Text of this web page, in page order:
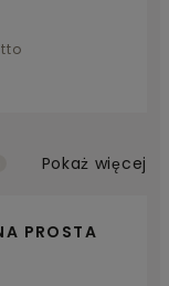
PROSTA
Pokaż więcej